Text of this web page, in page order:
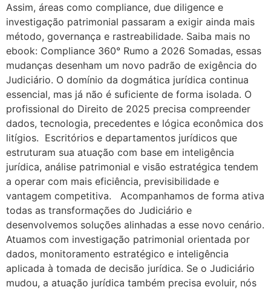
Assim, áreas como compliance, due diligence e
investigação patrimonial passaram a exigir ainda mais
método, governança e rastreabilidade. Saiba mais no
ebook: Compliance 360° Rumo a 2026 Somadas, essas
mudanças desenham um novo padrão de exigência do
Judiciário. O domínio da dogmática jurídica continua
essencial, mas já não é suficiente de forma isolada. O
profissional do Direito de 2025 precisa compreender
dados, tecnologia, precedentes e lógica econômica dos
litígios. Escritórios e departamentos jurídicos que
estruturam sua atuação com base em inteligência
jurídica, análise patrimonial e visão estratégica tendem
a operar com mais eficiência, previsibilidade e
vantagem competitiva. Acompanhamos de forma ativa
todas as transformações do Judiciário e
desenvolvemos soluções alinhadas a esse novo cenário.
Atuamos com investigação patrimonial orientada por
dados, monitoramento estratégico e inteligência
aplicada à tomada de decisão jurídica. Se o Judiciário
mudou, a atuação jurídica também precisa evoluir, nós